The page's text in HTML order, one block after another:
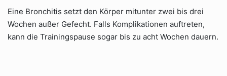
Eine Bronchitis setzt den Körper mitunter zwei bis drei
Wochen außer Gefecht. Falls Komplikationen auftreten,
kann die Trainingspause sogar bis zu acht Wochen dauern.